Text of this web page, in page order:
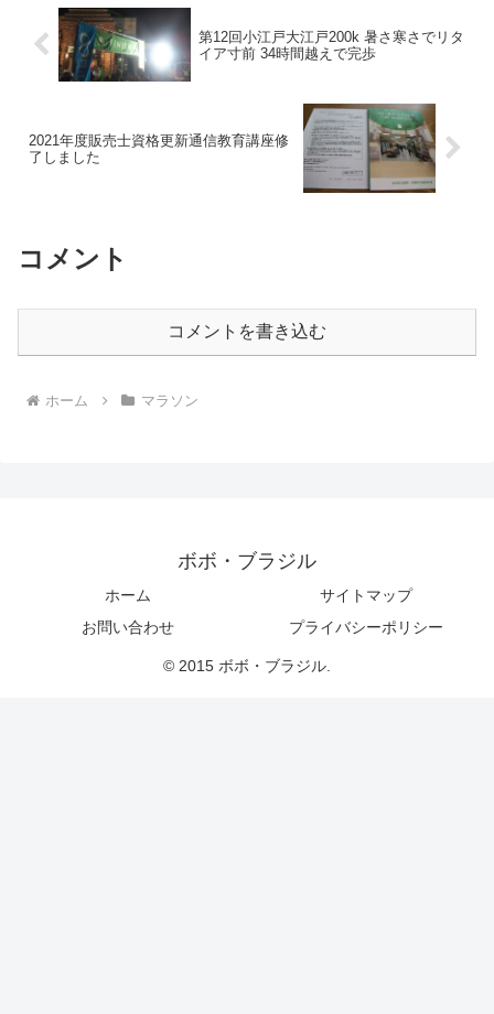
第12回小江戸大江戸200k 暑さ寒さでリタ
イア寸前 34時間越えで完歩
2021年度販売士資格更新通信教育講座修
了しました
コメント
コメントを書き込む
ホーム マラソン
ボボ・ブラジル
ホーム
サイトマップ
お問い合わせ
プライバシーポリシー
© 2015 ボボ・ブラジル.